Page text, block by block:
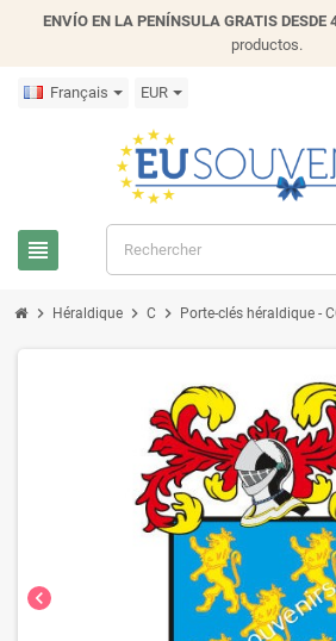
ENVÍO EN LA PENÍNSULA GRATIS DESDE
productos.
Français EUR
view_headline
chevron_right Héraldique chevron_right C chevron_right Porte-clés héraldique -
chevron_left